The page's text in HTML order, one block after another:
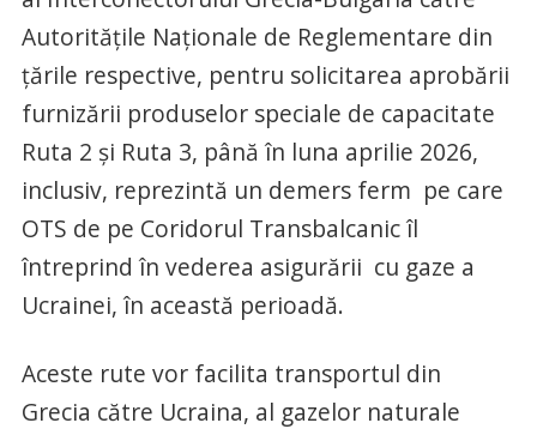
Autoritățile Naționale de Reglementare din
țările respective, pentru solicitarea aprobării
furnizării produselor speciale de capacitate
Ruta 2 și Ruta 3, până în luna aprilie 2026,
inclusiv, reprezintă un demers ferm pe care
OTS de pe Coridorul Transbalcanic îl
întreprind în vederea asigurării cu gaze a
Ucrainei, în această perioadă.
Aceste rute vor facilita transportul din
Grecia către Ucraina, al gazelor naturale